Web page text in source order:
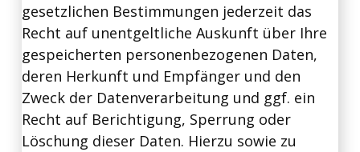
gesetzlichen Bestimmungen jederzeit das
Recht auf unentgeltliche Auskunft über Ihre
gespeicherten personenbezogenen Daten,
deren Herkunft und Empfänger und den
Zweck der Datenverarbeitung und ggf. ein
Recht auf Berichtigung, Sperrung oder
Löschung dieser Daten. Hierzu sowie zu